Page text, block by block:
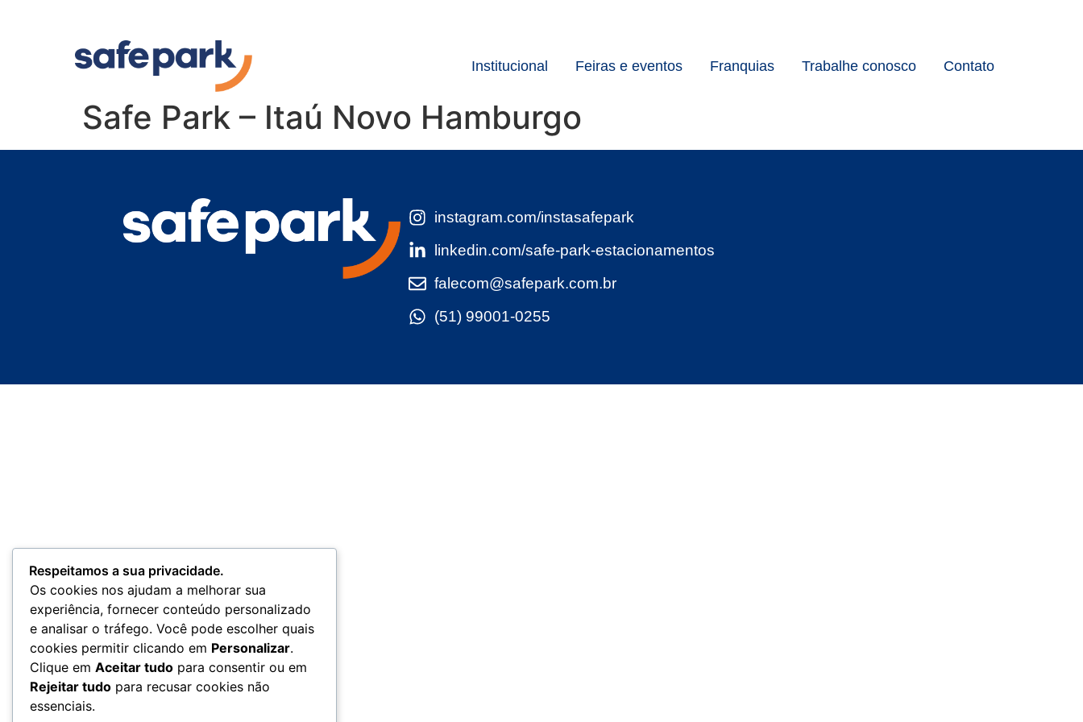
Institucional Feiras e eventos Franquias Trabalhe conosco Contato
Safe Park – Itaú Novo Hamburgo
instagram.com/instasafepark
linkedin.com/safe-park-estacionamentos
falecom@safepark.com.br
(51) 99001-0255
Respeitamos a sua privacidade.
Os cookies nos ajudam a melhorar sua
experiência, fornecer conteúdo personalizado
e analisar o tráfego. Você pode escolher quais
cookies permitir clicando em Personalizar.
Clique em Aceitar tudo para consentir ou em
Rejeitar tudo para recusar cookies não
essenciais.